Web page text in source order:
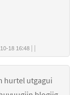
хэзээ бичсэн: 2011-10-18 16:48 | |
hurtel utgagui